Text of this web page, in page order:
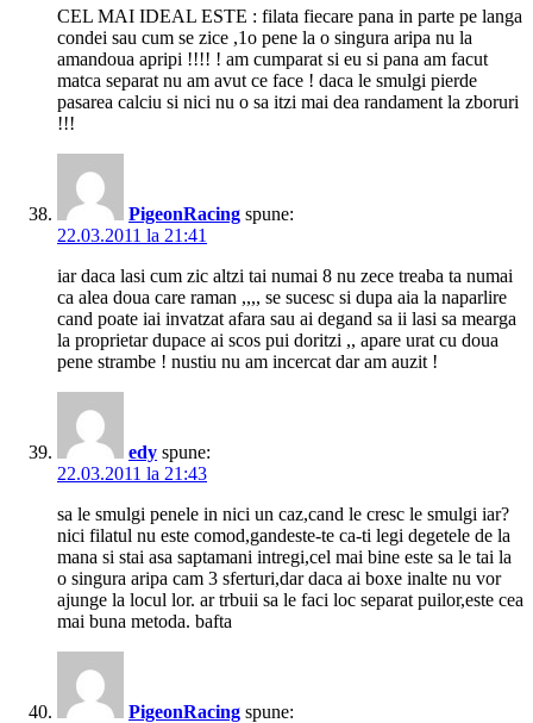
CEL MAI IDEAL ESTE : filata fiecare pana in parte pe langa
condei sau cum se zice ,1o pene la o singura aripa nu la
amandoua apripi !!!! ! am cumparat si eu si pana am facut
matca separat nu am avut ce face ! daca le smulgi pierde
pasarea calciu si nici nu o sa itzi mai dea randament la zboruri
!!!
PigeonRacing spune:
22.03.2011 la 21:41
iar daca lasi cum zic altzi tai numai 8 nu zece treaba ta numai
ca alea doua care raman ,,,, se sucesc si dupa aia la naparlire
cand poate iai invatzat afara sau ai degand sa ii lasi sa mearga
la proprietar dupace ai scos pui doritzi ,, apare urat cu doua
pene strambe ! nustiu nu am incercat dar am auzit !
edy spune:
22.03.2011 la 21:43
sa le smulgi penele in nici un caz,cand le cresc le smulgi iar?
nici filatul nu este comod,gandeste-te ca-ti legi degetele de la
mana si stai asa saptamani intregi,cel mai bine este sa le tai la
o singura aripa cam 3 sferturi,dar daca ai boxe inalte nu vor
ajunge la locul lor. ar trbuii sa le faci loc separat puilor,este cea
mai buna metoda. bafta
PigeonRacing spune: